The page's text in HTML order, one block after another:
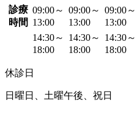
診療
時間
09:00～
13:00
09:00～
13:00
09:00～
13:00
14:30～
18:00
14:30～
18:00
14:30～
18:00
休診日
日曜日、土曜午後、祝日